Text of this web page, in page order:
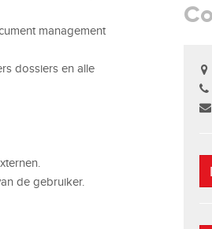
management
dossiers en alle
de gebruiker.